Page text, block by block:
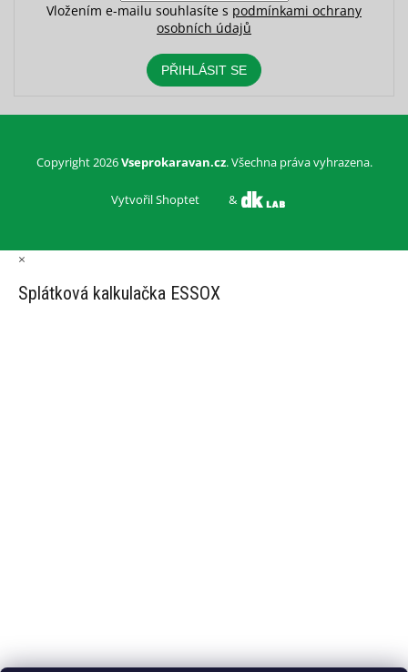
Vložením e-mailu souhlasíte s podmínkami ochrany
osobních údajů
PŘIHLÁSIT SE
Vytvořil Shoptet &
Copyright 2026Vseprokaravan.cz. Všechna práva vyhrazena.
×
Splátková kalkulačka ESSOX